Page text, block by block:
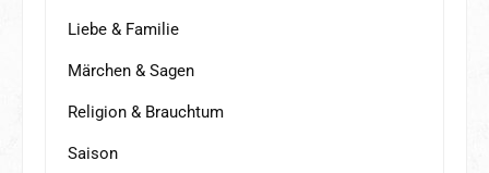
Liebe & Familie
Märchen & Sagen
Religion & Brauchtum
Saison